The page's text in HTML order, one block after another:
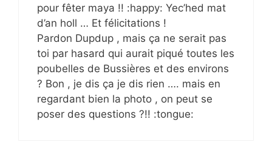
pour fêter maya !! :happy: Yec’hed mat
d’an holl … Et félicitations !
Pardon Dupdup , mais ça ne serait pas
toi par hasard qui aurait piqué toutes les
poubelles de Bussières et des environs
? Bon , je dis ça je dis rien …. mais en
regardant bien la photo , on peut se
poser des questions ?!! :tongue: